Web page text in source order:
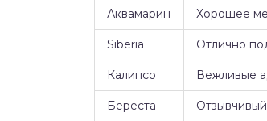
Аквамарин Хорошее
Siberia Отлично
Калипсо Вежливые
Береста